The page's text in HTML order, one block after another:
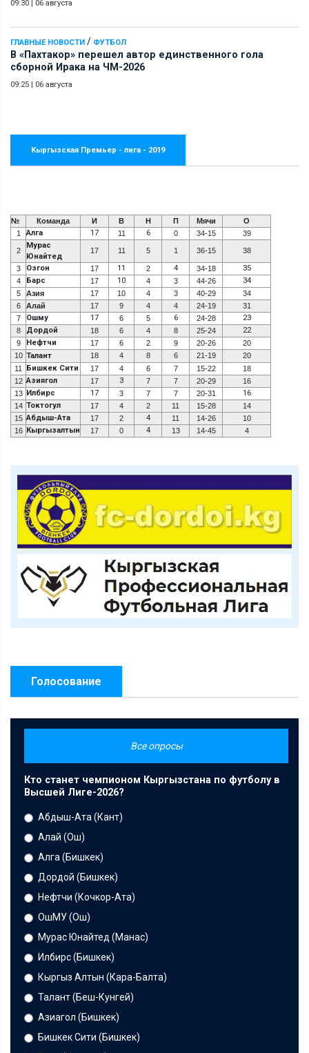
09:30 06 августа
ГЛАВНЫЕ НОВОСТИ / ФУТБОЛ
В «Пахтакор» перешел автор единственного гола
сборной Ирака на ЧМ-2026
09:25 | 06 августа
Кыргызская Премьер - лига - 2019
№ Команда И В Н П Мячи
О
1
Алга 17 11 6 0 34-15 39
2
Мурас
Юнайтед
17 11 5 1 36-15 38
3 Озгон 17 11 2 4 34-18 35
4 Барс 17 10 4 3 44-26 34
5 Азия 17 10 4 3 40-29
34
6
Алай 17 9 4 4 24-19
31
7
Ошму 17 6 5 6 24-28 23
8 Дордой 18 6 4 8 25-24 22
9 Нефтчи 17 6 2 9 20-26
20
10 Талант 18 4 8 6 21-19
20
11
Бишкек Сити 17 4 6 7 15-22
18
12 Азиягол 17 3 7 7 20-29
16
13 Илбирс 17 3 7 7 20-31 16
14 Токтогул 17 4 2 11 15-28
14
15 Абдыш-Ата 17 2 4 11 14-26
10
16 Кыргызалтын 17 0 4 13 14-45 4
Голосование
Все опросы
Кто станет чемпионом Кыргызстана по футболу в
Высшей Лиге-2026?
Абдыш-Ата (Кант)
Алай (Ош)
Алга (Бишкек)
Дордой (Бишкек)
Нефтчи (Кочкор-Ата)
ОшМУ (Ош)
Мурас Юнайтед (Манас)
Илбирс (Бишкек)
Кыргыз Алтын (Кара-Балта)
Талант (Беш-Кунгей)
Азиагол (Бишкек)
Бишкек Сити (Бишкек)